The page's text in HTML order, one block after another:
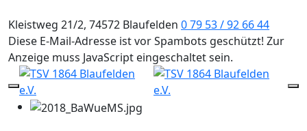
Kleistweg 21/2, 74572 Blaufelden 0 79 53 / 92 66 44
Diese E-Mail-Adresse ist vor Spambots geschützt! Zur
Anzeige muss JavaScript eingeschaltet sein.
Mobile Menu Toggle